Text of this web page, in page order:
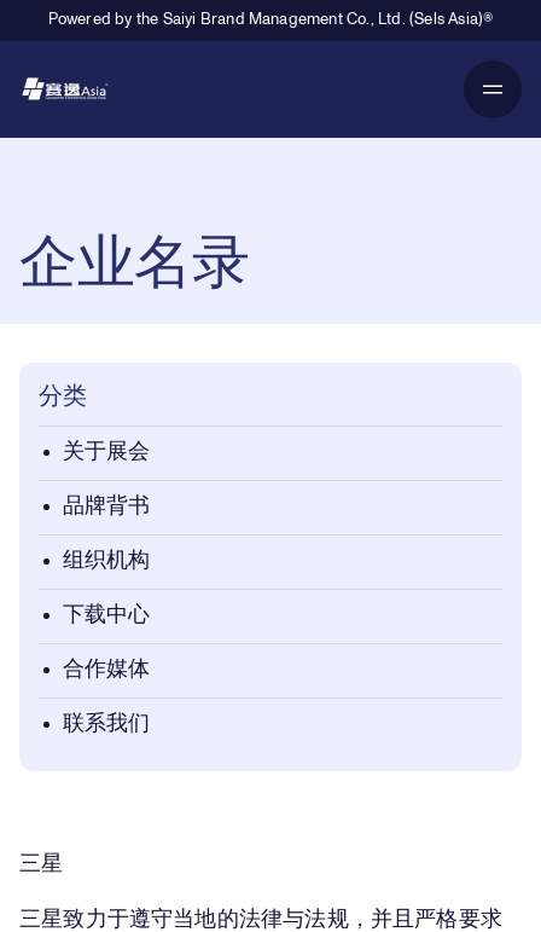
Powered by the Saiyi Brand Management Co., Ltd. (Sels Asia)®
企业名录
分类
关于展会
品牌背书
组织机构
下载中心
合作媒体
联系我们
三星
三星致力于遵守当地的法律与法规，并且严格要求